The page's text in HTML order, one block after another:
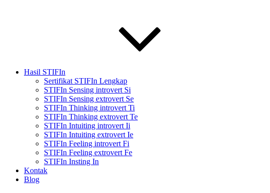
Hasil STIFIn
Sertifikat STIFIn Lengkap
STIFIn Sensing introvert Si
STIFIn Sensing extrovert Se
STIFIn Thinking introvert Ti
STIFIn Thinking extrovert Te
STIFIn Intuiting introvert Ii
STIFIn Intuiting extrovert Ie
STIFIn Feeling introvert Fi
STIFIn Feeling extrovert Fe
STIFIn Insting In
Kontak
Blog